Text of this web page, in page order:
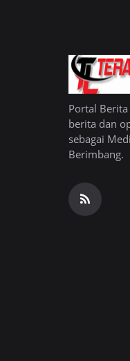
Portal
berita dan
sebagai
Berimbang.